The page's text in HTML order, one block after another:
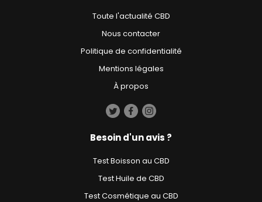
Toute l'actualité CBD
Nous contacter
Politique de confidentialité
Mentions légales
À propos
Besoin d'un avis ?
Test Boisson au CBD
Test Huile de CBD
Test Cosmétique au CBD